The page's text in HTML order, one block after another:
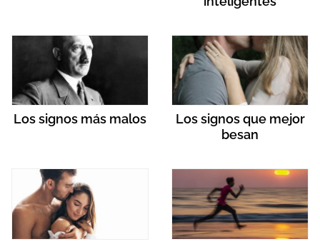
Los signos más malos
Los signos que mejor
besan